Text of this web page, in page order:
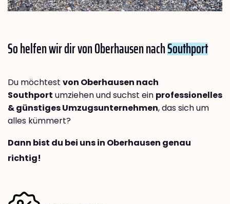
So helfen wir dir von Oberhausen nachSouthport
Du möchtest von Oberhausen nach
Southport umziehen und suchst ein professionelles
& günstiges Umzugsunternehmen, das sich um
alles kümmert?
Dann bist du bei uns in Oberhausen genau
richtig!